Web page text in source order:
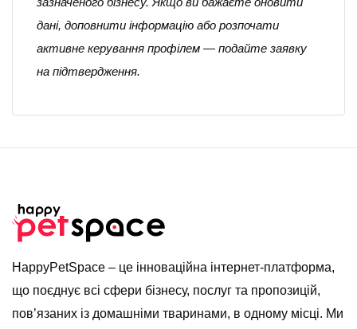
дані, доповнити інформацію або розпочати
активне керування профілем — подайте заявку
на підтвердження.
HappyPetSpace – це інноваційна інтернет-платформа,
що поєднує всі сфери бізнесу, послуг та пропозицій,
пов’язаних із домашніми тваринами, в одному місці. Ми